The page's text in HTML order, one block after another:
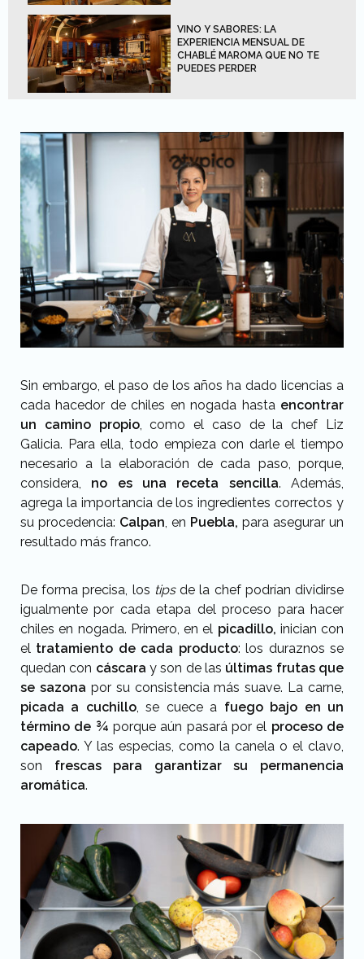
VINO Y SABORES: LA
EXPERIENCIA MENSUAL DE
CHABLÉ MAROMA QUE NO TE
PUEDES PERDER
Sin embargo, el paso de los años ha dado licencias a
cada hacedor de chiles en nogada hasta encontrar
un camino propio, como el caso de la chef Liz
Galicia. Para ella, todo empieza con darle el tiempo
necesario a la elaboración de cada paso, porque,
considera, no es una receta sencilla. Además,
agrega la importancia de los ingredientes correctos y
su procedencia: Calpan, en Puebla, para asegurar un
resultado más franco.
De forma precisa, los tipsde la chef podrían dividirse
igualmente por cada etapa del proceso para hacer
chiles en nogada. Primero, en el picadillo, inician con
el tratamiento de cada producto: los duraznos se
quedan con cáscara y son de las últimas frutas que
se sazona por su consistencia más suave. La carne,
picada a cuchillo, se cuece a fuego bajo en un
término de ¾ porque aún pasará por el proceso de
capeado. Y las especias, como la canela o el clavo,
son frescas para garantizar su permanencia
aromática.